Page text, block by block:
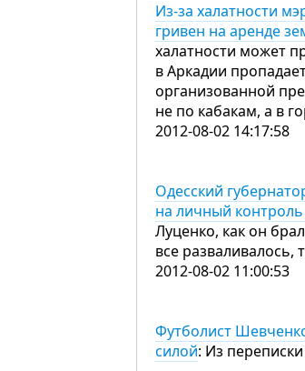
Из-за халатности
гривен на аренде
халатности может
в Аркадии
организованной
не по кабакам, а в
2012-08-02 14:17:58
Одесский
на личный контроль
Луценко, как он
все разваливалось,
2012-08-02 11:00:53
Футболист
силой: Из